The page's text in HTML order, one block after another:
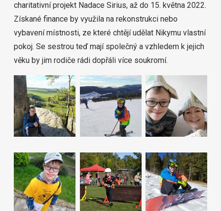
charitativní projekt Nadace Sirius, až do 15. května 2022.
Získané finance by využila na rekonstrukci nebo
vybavení místnosti, ze které chtějí udělat Nikymu vlastní
pokoj. Se sestrou teď mají společný a vzhledem k jejich
věku by jim rodiče rádi dopřáli více soukromí.